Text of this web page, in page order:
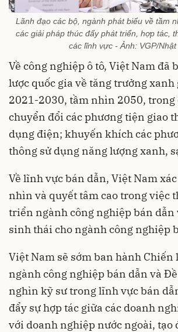
Lãnh đạo các bộ, ngành phát biểu về tầm
các giải pháp thúc đẩy phát triển, hợp tác,
các lĩnh vực - Ảnh: VGP/Nhật
Về công nghiệp ô tô, Việt Nam đã
lược quốc gia về tăng trưởng xanh
2021-2030, tầm nhìn 2050, trong
chuyển đổi các phương tiện giao
dụng điện; khuyến khích các
thông sử dụng năng lượng xanh,
Về lĩnh vực bán dẫn, Việt Nam
nhìn và quyết tâm cao trong việc
triển ngành công nghiệp bán dẫn
sinh thái cho ngành công nghiệp
Việt Nam sẽ sớm ban hành
ngành công nghiệp bán dẫn và
nghìn kỹ sư trong lĩnh vực bán
đẩy sự hợp tác giữa các doanh
với doanh nghiệp nước ngoài,